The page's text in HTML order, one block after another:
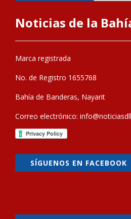
Noticias de la
Marca registrada
No. de Registro 1655768
Bahía de Banderas, Nayarit
Correo electrónico:
SÍGUENOS EN FACEBOOK